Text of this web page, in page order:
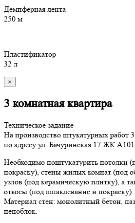
Демпферная лента
250 м
Пластификатор
32 л
×
3 комнатная квартира
Техническое задание
На производство штукатурных работ
по адресу ул. Бачуринская 17 ЖК А101.
Необходимо поштукатурить потолки
покраску), стены жилых комнат (под
узлов (под керамическую плитку), а
откосы (под шпаклевание и покраску).
Материал стен: монолитный бетон,
пеноблок.